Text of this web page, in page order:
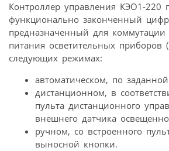
Контроллер управления КЭО1-220
функционально законченный
предназначенный для коммутации
питания осветительных приборов
следующих режимах:
автоматическом, по
дистанционном, в
пульта дистанционного
внешнего датчика
ручном, со встроенного
выносной кнопки.